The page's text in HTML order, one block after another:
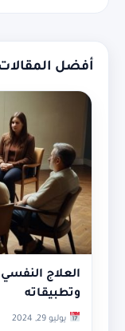
أفضل
العلاج
وتطبيقاته
يوليو 29, 2024